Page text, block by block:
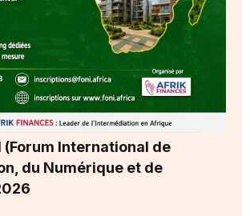
(Forum International de
du Numérique et de